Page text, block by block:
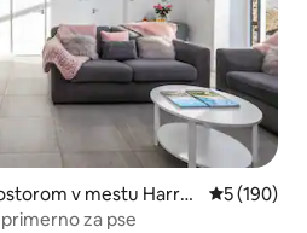
v mestu Harro
Povprečna
5 (190)
za pse